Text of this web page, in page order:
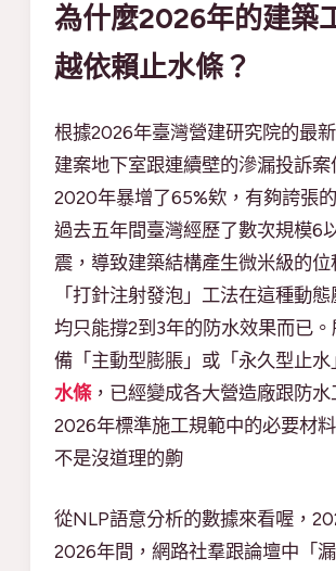
為什麼2026年的建築
越依賴止水條？
根據2026年臺灣營建研究院的最
建案地下室跟連續壁的滲漏投訴
2020年暴增了65%欸，有夠誇張的
過去五年間臺灣經歷了數次規模6
震，導致建築結構產生微米級的位
「打針注射發泡」工法在這種動
均只能撐2到3年的防水效果而已
備「主動型膨脹」或「永久型止水
水條，已經變成各大營造廠跟防
2026年標準施工規範中的必要材
不是沒道理的齁
從NLP語意分析的數據來看喔，
2026年間，網路社羣跟論壇中「